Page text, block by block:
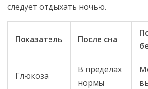
следует отдыхать ночью.
Показатель После сна
Глюкоза
В пределах
нормы